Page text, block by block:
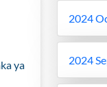
ya
2024
2024